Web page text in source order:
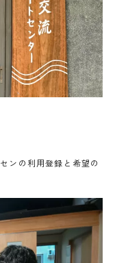
ンの利用登録と希望の